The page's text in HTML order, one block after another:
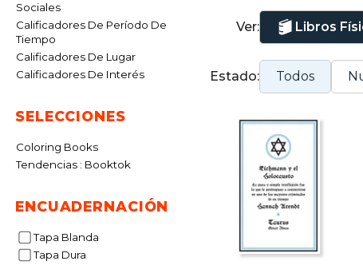
Sociales
Calificadores De Período De
Tiempo
Calificadores De Lugar
Calificadores De Interés
SELECCIONES
Coloring Books
Tendencias : Booktok
ENCUADERNACIÓN
Tapa Blanda
Tapa Dura
Ver: Libros
Estado: Todos